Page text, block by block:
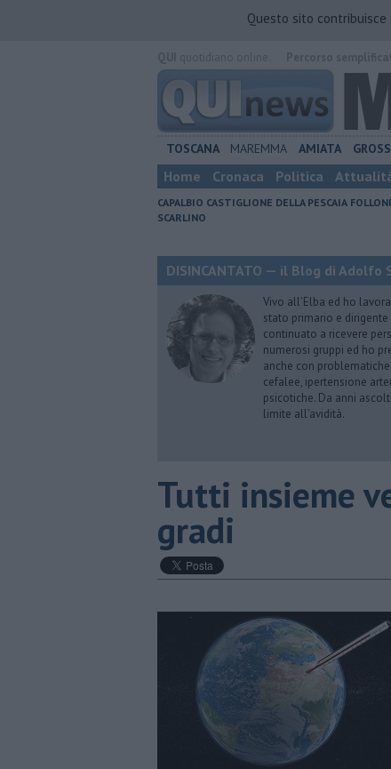
Questo sito
TOSCANA MAREMMA AMIATA
Home Cronaca Politica
CAPALBIO CASTIGLIONE DELLA PESCAIA
SCARLINO
DISINCANTATO — il Blog di Adolfo
Vivo all’Elba ed ho
stato primario e
continuato a ricevere
numerosi gruppi ed ho
anche con
cefalee, ipertensione
psicotiche. Da anni
limite all’avidità.
​Tutti insieme
gradi